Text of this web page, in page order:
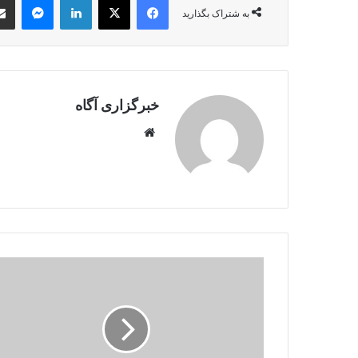
به شتراک بگذارید
خبرگزاری آگاه